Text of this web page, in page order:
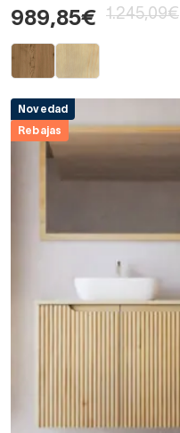
989,85€ 1.245,09€
Novedad
Rebajas